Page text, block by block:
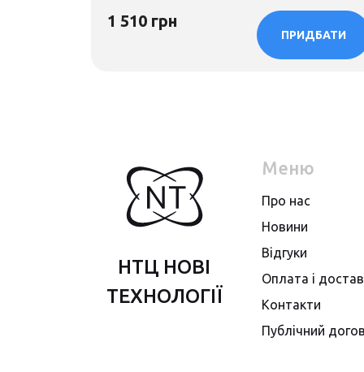
1 510 грн
ПРИДБАТИ
НТЦ НОВІ
ТЕХНОЛОГІЇ
Меню
Про нас
Новини
Вiдгуки
Оплата i
Контакти
Публiчний